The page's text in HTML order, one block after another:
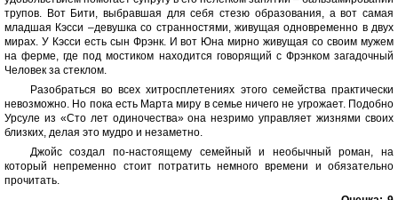
трупов. Вот Бити, выбравшая для себя стезю образования, а вот самая
младшая Кэсси –девушка со странностями, живущая одновременно в двух
мирах. У Кэсси есть сын Фрэнк. И вот Юна мирно живущая со своим мужем
на ферме, где под мостиком находится говорящий с Фрэнком загадочный
Человек за стеклом.
Разобраться во всех хитросплетениях этого семейства практически
невозможно. Но пока есть Марта миру в семье ничего не угрожает. Подобно
Урсуле из «Сто лет одиночества» она незримо управляет жизнями своих
близких, делая это мудро и незаметно.
Джойс создал по-настоящему семейный и необычный роман, на
который непременно стоит потратить немного времени и обязательно
прочитать.